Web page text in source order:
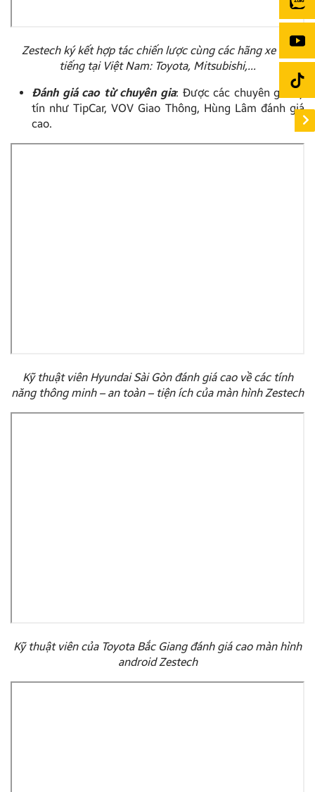
Zestech ký kết hợp tác chiến lược cùng các hãng xe nổi
tiếng tại Việt Nam: Toyota, Mitsubishi,…
Đánh giá cao từ chuyên gia: Được các chuyên gia uy
tín như TipCar, VOV Giao Thông, Hùng Lâm đánh giá
cao.
Kỹ thuật viên Hyundai Sài Gòn đánh giá cao về các tính
năng thông minh – an toàn – tiện ích của màn hình Zestech
Kỹ thuật viên của Toyota Bắc Giang đánh giá cao màn hình
android Zestech